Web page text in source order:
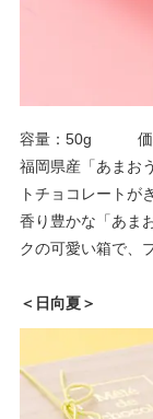
容量：50g 価格
福岡県産「あまお
トチョコレートが
香り豊かな「あま
クの可愛い箱で、
＜日向夏＞